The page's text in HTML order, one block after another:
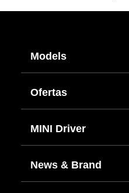
Models
Ofertas
MINI Driver
News & Brand